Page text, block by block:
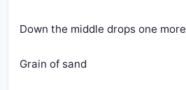
Down the middle drops one more
Grain of sand